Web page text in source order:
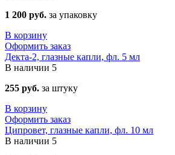
1 200 руб. за упаковку
В корзину
Оформить заказ
Декта-2, глазные капли, фл. 5 мл
В наличии 5
255 руб. за штуку
В корзину
Оформить заказ
Ципровет, глазные капли, фл. 10 мл
В наличии 5